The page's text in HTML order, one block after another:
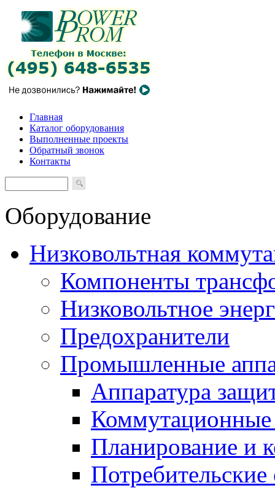
Главная
Каталог оборудования
Выполненные проекты
Обратный звонок
Контакты
Оборудование
Низковольтная
Компоненты
Низковольтное
Предохранители
Промышленные
Аппаратура
Коммутационные
Планирование и
Потребительские